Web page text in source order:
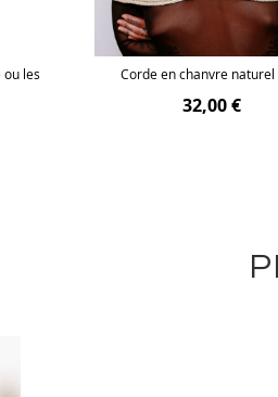
ou les
Corde en chanvre naturel
32,00 €